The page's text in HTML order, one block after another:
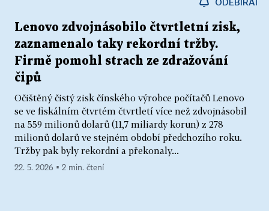
Lenovo zdvojnásobilo čtvrtletní zisk,
zaznamenalo taky rekordní tržby.
Firmě pomohl strach ze zdražování
čipů
Očištěný čistý zisk čínského výrobce počítačů Lenovo
se ve fiskálním čtvrtém čtvrtletí více než zdvojnásobil
na 559 milionů dolarů (11,7 miliardy korun) z 278
milionů dolarů ve stejném období předchozího roku.
Tržby pak byly rekordní a překonaly...
22. 5. 2026 ▪ 2 min. čtení